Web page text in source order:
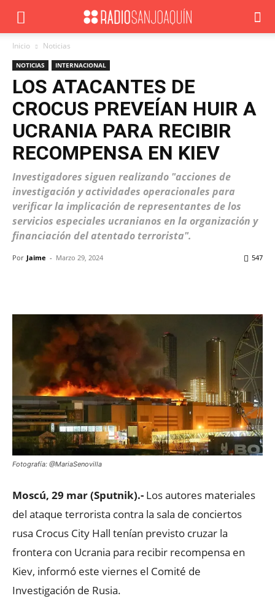
Inicio Noticias
NOTICIAS INTERNACIONAL
LOS ATACANTES DE
CROCUS PREVEÍAN HUIR A
UCRANIA PARA RECIBIR
RECOMPENSA EN KIEV
Investigadores siguen realizando "acciones de
investigación y actividades operacionales para
verificar la implicación de representantes de los
servicios especiales ucranianos en la organización y
financiación del atentado terrorista".
Por Jaime - Marzo 29, 2024 547
Fotografía: @MariaSenovilla
Moscú, 29 mar (Sputnik).- Los autores materiales
del ataque terrorista contra la sala de conciertos
rusa Crocus City Hall tenían previsto cruzar la
frontera con Ucrania para recibir recompensa en
Kiev, informó este viernes el Comité de
Investigación de Rusia.